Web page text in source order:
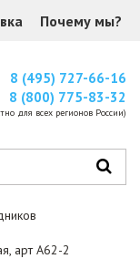
Почему мы?
8 (495) 727-66-16
8 (800) 775-83-32
для всех регионов России)
арт А62-2